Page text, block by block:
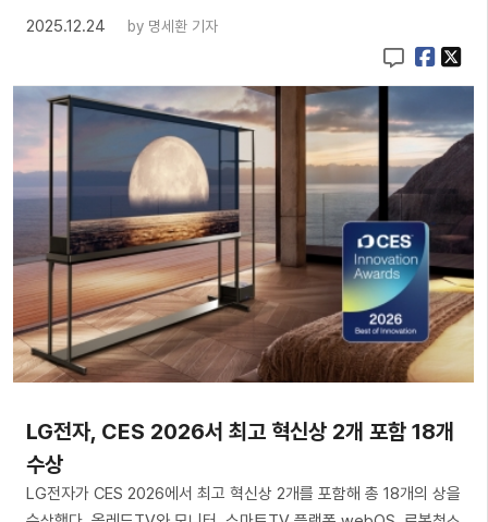
2025.12.24
by 명세환 기자
LG전자, CES 2026서 최고 혁신상 2개 포함 18개
수상
LG전자가 CES 2026에서 최고 혁신상 2개를 포함해 총 18개의 상을